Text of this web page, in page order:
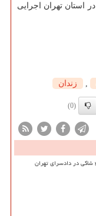
استان تهران اجرایی
زندان
(0)